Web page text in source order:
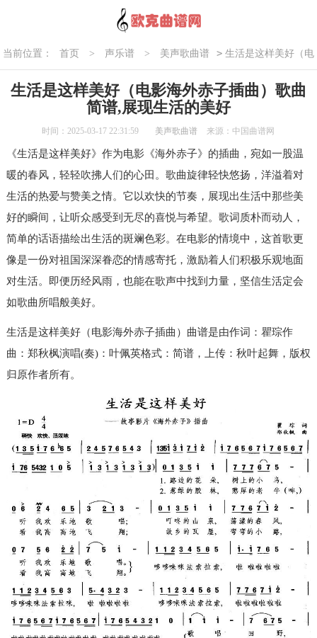
当前位置： 首页 > 声乐谱 > 美声歌曲谱 > 生活是这样美好（电
生活是这样美好（电影海外赤子插曲）歌曲
简谱,展现生活的美好
时间：2025-03-17 22:31:59 美声歌曲谱 来源：中国曲谱网
《生活是这样美好》作为电影《海外赤子》的插曲，宛如一股温
暖的春风，轻轻吹拂人们的心田。歌曲旋律轻快悠扬，洋溢着对
生活的热爱与赞美之情。它以欢快的节奏，展现出生活中那些美
好的瞬间，让听众感受到无尽的喜悦与希望。歌词质朴而动人，
简单的话语描绘出生活的斑斓色彩。在电影的情境中，这首歌更
像是一份对祖国深深眷恋的情感寄托，激励着人们积极乐观地面
对生活。即便历经风雨，也能在歌声中找到力量，坚信生活定会
如歌曲所唱般美好。
生活是这样美好（电影海外赤子插曲）曲谱是由作词：瞿琮作
曲：郑秋枫演唱(奏)：叶佩英格式：简谱，上传：秋叶起舞，版权
归原作者所有。